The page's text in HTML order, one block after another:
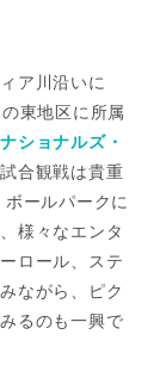
ア川沿いに
東地区に所属
ナショナルズ・
合観戦は貴重
ールパークに
様々なエンタ
ロール、ステ
ながら、ピク
るのも一興で